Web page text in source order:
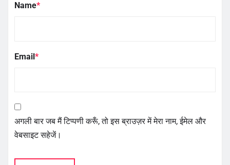
Name*
Email*
अगली बार जब मैं टिप्पणी करूँ, तो इस ब्राउज़र में मेरा नाम, ईमेल और
वेबसाइट सहेजें।